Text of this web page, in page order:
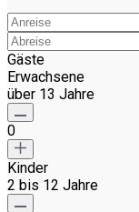
Gäste
Erwachsene
über 13 Jahre
0
Kinder
2 bis 12 Jahre